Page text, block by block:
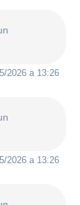
2026 a 13:26
2026 a 13:26